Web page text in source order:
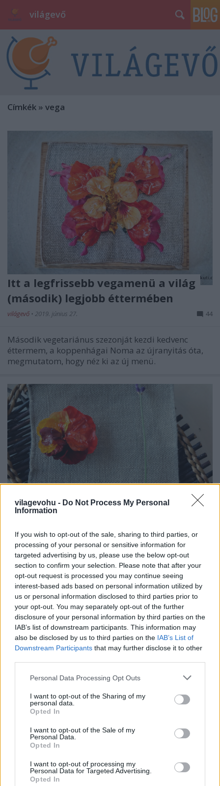
vilagevohu - Do Not Process My Personal
Information
If you wish to opt-out of the sale, sharing to third parties, or
processing of your personal or sensitive information for
targeted advertising by us, please use the below opt-out
section to confirm your selection. Please note that after your
opt-out request is processed you may continue seeing
interest-based ads based on personal information utilized by
us or personal information disclosed to third parties prior to
your opt-out. You may separately opt-out of the further
disclosure of your personal information by third parties on the
IAB’s list of downstream participants. This information may
also be disclosed by us to third parties on the IAB’s List of
Downstream Participants that may further disclose it to other
Please note that this website/app uses one or more Google
not limited to your visit or usage behaviour. You may click to
grant or deny consent to Google and its third-party tags to
use your data for below specified purposes in below Google
consent section.
Personal Data Processing Opt Outs
I want to opt-out of the Sharing of my
personal data.
Opted In
I want to opt-out of the Sale of my
Personal Data.
Opted In
I want to opt-out of processing my
Personal Data for Targeted Advertising.
Opted In
világevő
Címkék » vega
Itt a legfrissebb vegamenü a világ
(második) legjobb éttermében
világevő • 2019. június 27. 44
Második vegetariánus szezonját kezdi kedvenc
éttermem, a koppenhágai Noma az újranyitás óta,
megmutatom, hogy néz ki az új menü.
Amikor a világ legjobb étterme
vegamenüt készít
világevő•2018. július 29.
Nem egyszerű műfaj egy hosszú vega menü során
végig fenttartani a figyelmet, világszerte nem sokan
mernek megpróbálkozni ilyesmivel, és még sokkal
ritkább a sikeres próbálkozás.